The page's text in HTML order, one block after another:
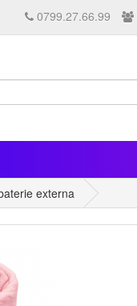
0799.27.66.99
externa